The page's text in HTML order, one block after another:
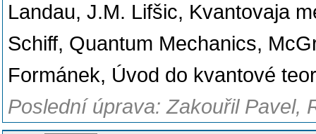
Landau, J.M. Lifšic, Kvantovaja
Schiff, Quantum Mechanics,
Formánek, Úvod do kvantové
Poslední úprava: Zakouřil Pavel,